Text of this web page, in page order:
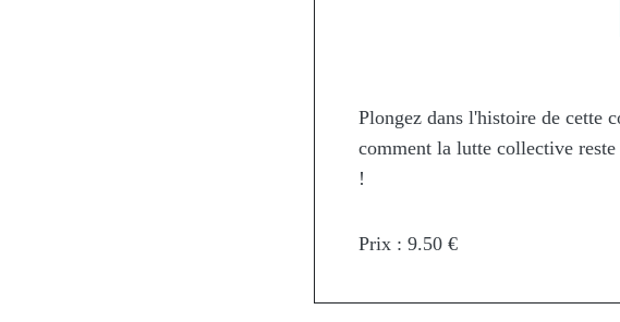
Plongez dans l'histoire de cette
comment la lutte collective
!
Prix : 9.50 €